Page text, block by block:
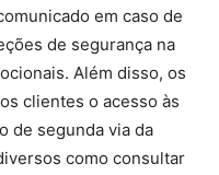
em caso de
de segurança na
Além disso, os
clientes o acesso às
de segunda via da
como consultar